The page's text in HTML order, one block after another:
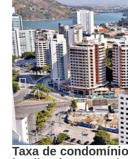
Taxa de